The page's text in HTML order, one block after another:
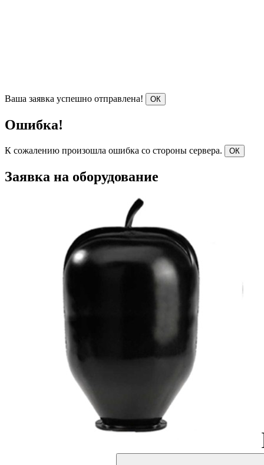
Ваша заявка успешно отправлена! ОК
Ошибка!
К сожалению произошла ошибка со стороны сервера. ОК
Заявка на оборудование